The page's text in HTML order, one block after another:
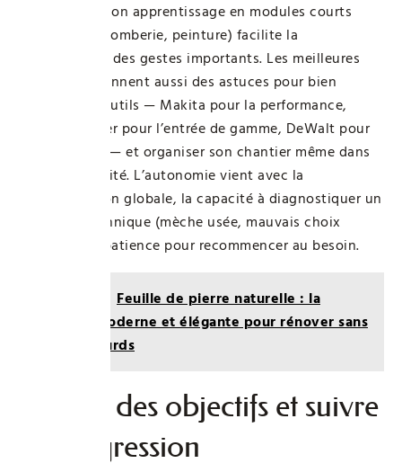
Décomposer son apprentissage en modules courts
(électricité, plomberie, peinture) facilite la
mémorisation des gestes importants. Les meilleures
formations donnent aussi des astuces pour bien
préparer ses outils — Makita pour la performance,
Black & Decker pour l’entrée de gamme, DeWalt pour
la robustesse — et organiser son chantier même dans
un espace limité. L’autonomie vient avec la
compréhension globale, la capacité à diagnostiquer un
problème technique (mèche usée, mauvais choix
d’outil) et la patience pour recommencer au besoin.
Feuille de pierre naturelle : la
solution moderne et élégante pour rénover sans
travaux lourds
Se fixer des objectifs et suivre
sa progression